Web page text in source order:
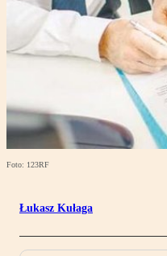
Foto: 123RF
Łukasz Kułaga